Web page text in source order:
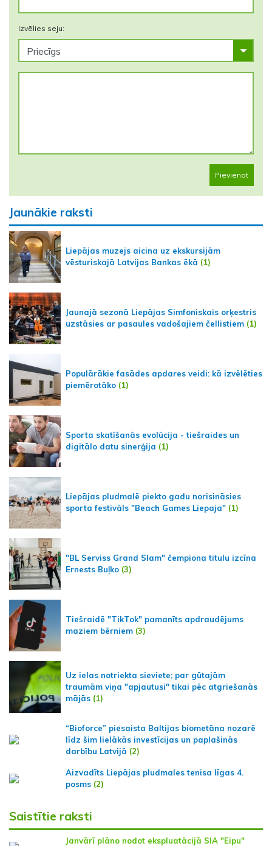
Izvēlies seju:
Pievienot
Jaunākie raksti
Liepājas muzejs aicina uz ekskursijām
vēsturiskajā Latvijas Bankas ēkā (1)
Jaunajā sezonā Liepājas Simfoniskais orķestris
uzstāsies ar pasaules vadošajiem čellistiem (1)
Populārākie fasādes apdares veidi: kā izvēlēties
piemērotāko (1)
Sporta skatīšanās evolūcija - tiešraides un
digitālo datu sinerģija (1)
Liepājas pludmalē piekto gadu norisināsies
sporta festivāls "Beach Games Liepaja" (1)
"BL Serviss Grand Slam" čempiona titulu izcīna
Ernests Buļko (3)
Tiešraidē "TikTok" pamanīts apdraudējums
maziem bērniem (3)
Uz ielas notriekta sieviete; par gūtajām
traumām viņa "apjautusi" tikai pēc atgriešanās
mājās (1)
“Bioforce” piesaista Baltijas biometāna nozarē
līdz šim lielākās investīcijas un paplašinās
darbību Latvijā (2)
Aizvadīts Liepājas pludmales tenisa līgas 4.
posms (2)
Saistītie raksti
Janvārī plāno nodot ekspluatācijā SIA "Eipu"